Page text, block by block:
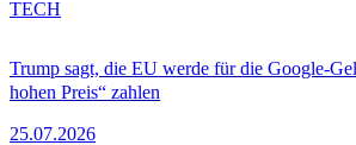
Trump sagt, die EU werde für die Google-
hohen Preis“ zahlen
25.07.2026
TECH